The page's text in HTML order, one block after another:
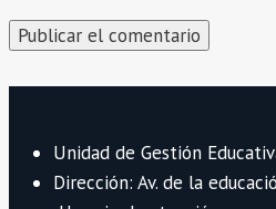
Unidad de Gestión
Dirección: Av. de la